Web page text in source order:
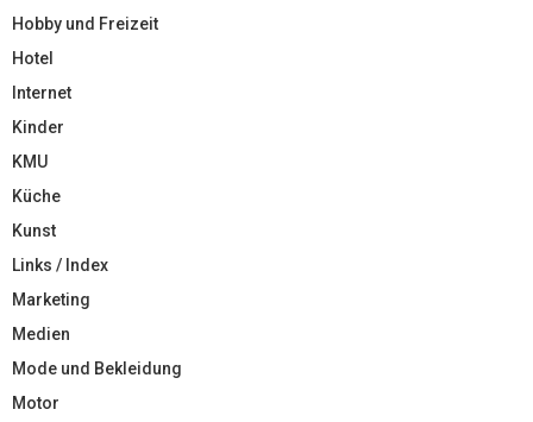
Hobby und Freizeit
Hotel
Internet
Kinder
KMU
Küche
Kunst
Links / Index
Marketing
Medien
Mode und Bekleidung
Motor